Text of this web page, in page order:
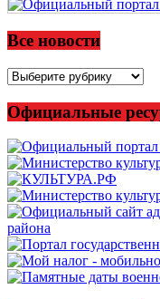
Все новости
Все
Официальные